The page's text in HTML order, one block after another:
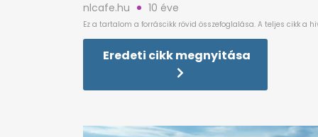
nlcafe.hu 10 éve
Eredeti cikk megnyitása